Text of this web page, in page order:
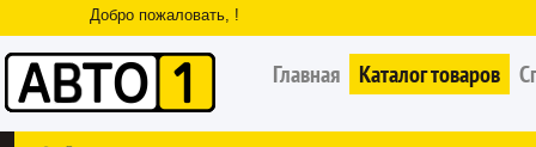
Добро пожаловать, !
Главная Каталог товаров